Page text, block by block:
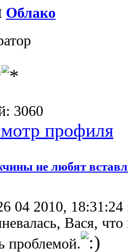
Облако
3060
не любят
04 2010, 18:31:24
Вася, что
проблемой.